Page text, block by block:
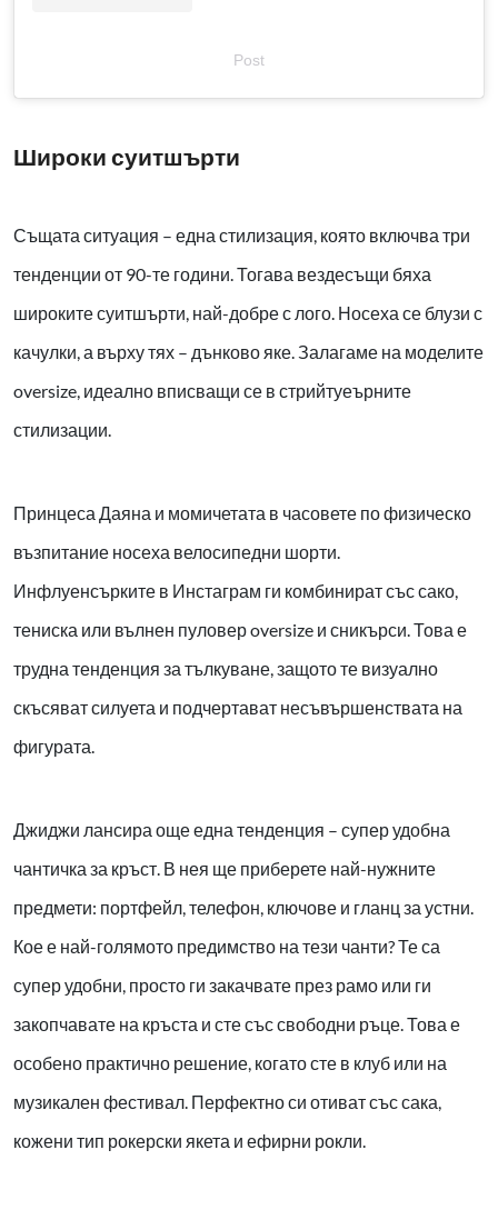
Post
Широки суитшърти
Същата ситуация – една стилизация, която включва три
тенденции от 90-те години. Тогава вездесъщи бяха
широките суитшърти, най-добре с лого. Носеха се блузи с
качулки, а върху тях – дънково яке. Залагаме на моделите
oversize, идеално вписващи се в стрийтуеърните
стилизации.
Принцеса Даяна и момичетата в часовете по физическо
възпитание носеха велосипедни шорти.
Инфлуенсърките в Инстаграм ги комбинират със сако,
тениска или вълнен пуловер oversize и сникърси. Това е
трудна тенденция за тълкуване, защото те визуално
скъсяват силуета и подчертават несъвършенствата на
фигурата.
Джиджи лансира още една тенденция – супер удобна
чантичка за кръст. В нея ще приберете най-нужните
предмети: портфейл, телефон, ключове и гланц за устни.
Кое е най-голямото предимство на тези чанти? Те са
супер удобни, просто ги закачвате през рамо или ги
закопчавате на кръста и сте със свободни ръце. Това е
особено практично решение, когато сте в клуб или на
музикален фестивал. Перфектно си отиват със сака,
кожени тип рокерски якета и ефирни рокли.